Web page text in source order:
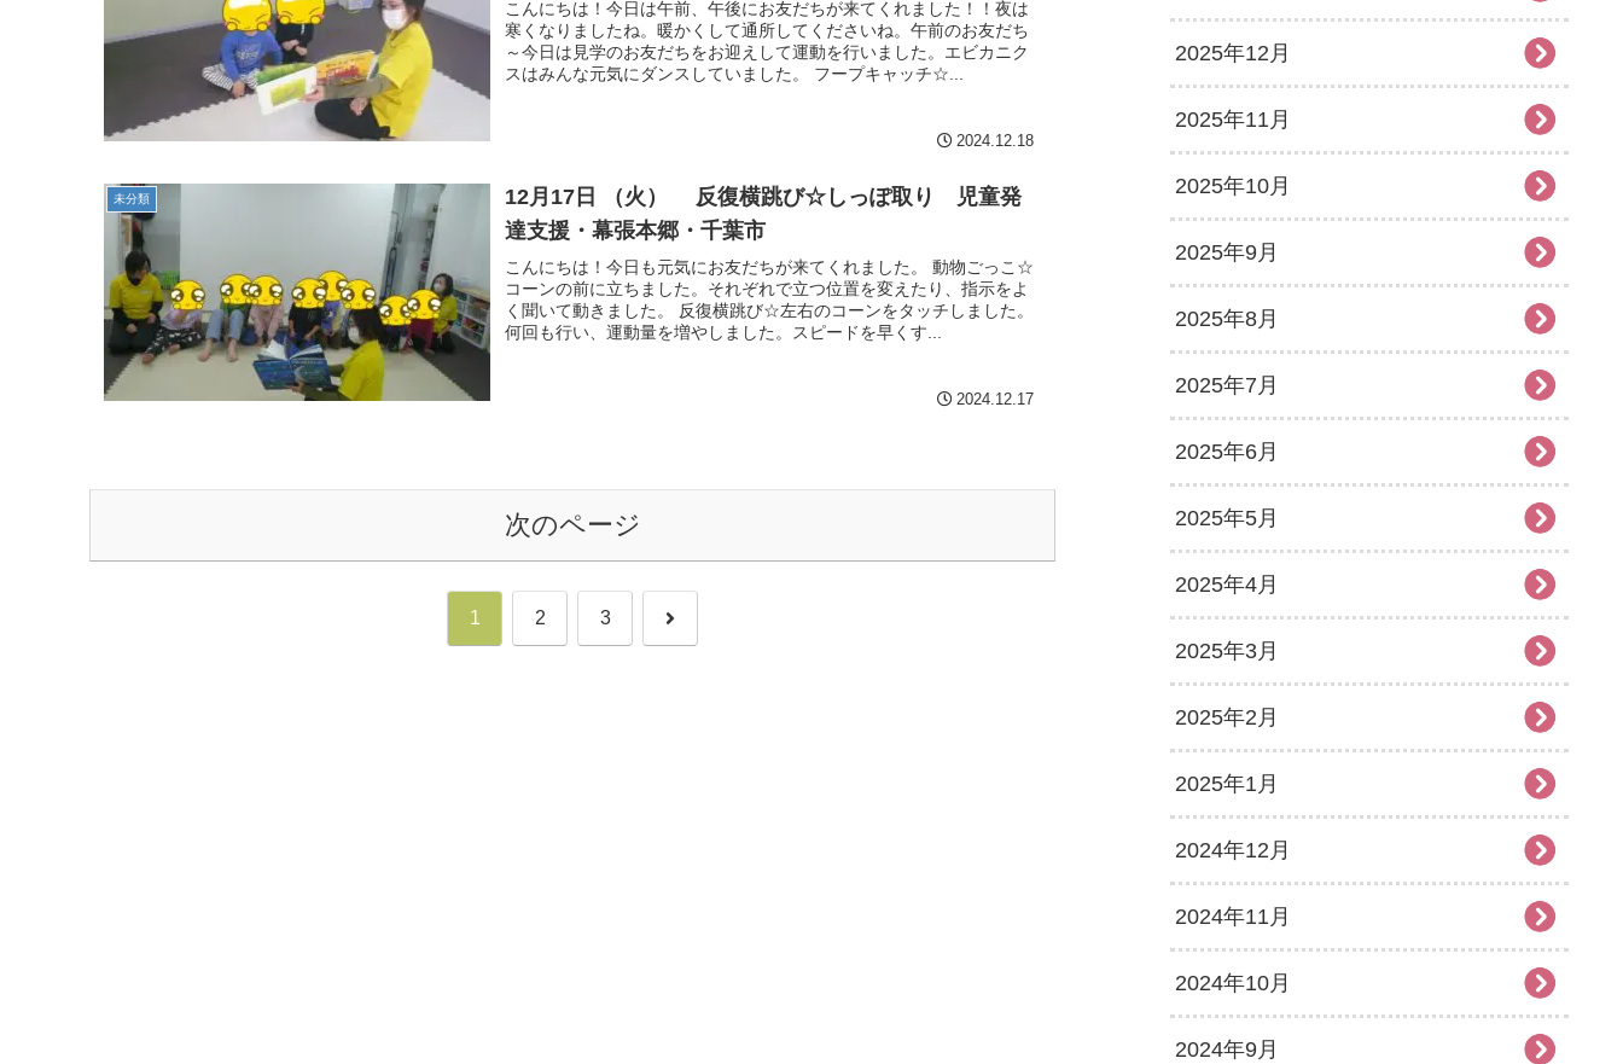
こんにちは！今日は午前、午後にお友だちが来てくれました！！夜は
寒くなりましたね。暖かくして通所してくださいね。午前のお友だち
～今日は見学のお友だちをお迎えして運動を行いました。エビカニク
スはみんな元気にダンスしていました。 フープキャッチ☆...
2024.12.18
未分類
12月17日 （火） 反復横跳び☆しっぽ取り 児童発
達支援・幕張本郷・千葉市
こんにちは！今日も元気にお友だちが来てくれました。 動物ごっこ☆
コーンの前に立ちました。それぞれで立つ位置を変えたり、指示をよ
く聞いて動きました。 反復横跳び☆左右のコーンをタッチしました。
何回も行い、運動量を増やしました。スピードを早くす...
2024.12.17
次のページ
1 2 3 次
2025年12月
2025年11月
2025年10月
2025年9月
2025年8月
2025年7月
2025年6月
2025年5月
2025年4月
2025年3月
2025年2月
2025年1月
2024年12月
2024年11月
2024年10月
2024年9月